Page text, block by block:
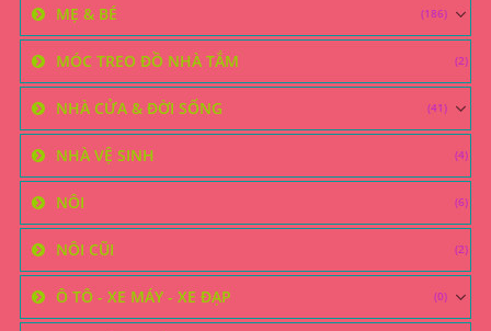
MẸ & BÉ (186)
MÓC TREO ĐỒ NHÀ TẮM (2)
NHÀ CỬA & ĐỜI SỐNG (41)
NHÀ VỆ SINH (4)
NÔI (6)
NÔI CŨI (2)
Ô TÔ - XE MÁY - XE ĐẠP (0)